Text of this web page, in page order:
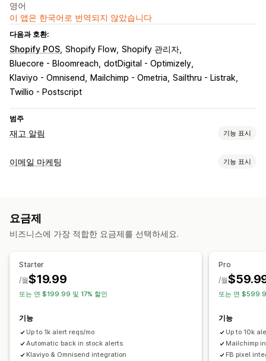
영어
이 앱은 한국어로 번역되지 않았습니다
다음과 호환:
Shopify POS Shopify Flow Shopify 관리자
Bluecore - Bloomreach dotDigital - Optimizely
Klaviyo - Omnisend
Mailchimp - Ometria Sailthru - Listrak
Twillio - Postscript
범주
재고 알림 기능 표시
알림
알림 설정
분석 및 보고
이메일 마케팅 기능 표시
재입고 알림 이메일
세분화 태그 지정
요금제
비즈니스에 가장 적합한 요금제를 선택하세요.
Starter
$19.99
/월
또는 연 $199.99 및 17% 할인
기능
Up to 1k alert reqs/mo
Automatic back in stock alerts
Klaviyo & Omnisend integration
Pro
/월
또는 연
기능
Up to 10k
Mailchimp
FB pixel